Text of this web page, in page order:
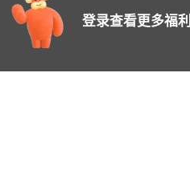
登录查看更多福